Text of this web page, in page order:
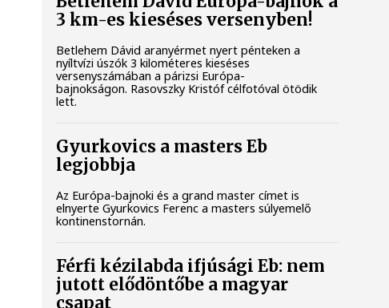
3 km-es kieséses versenyben!
Betlehem Dávid aranyérmet nyert pénteken a
nyíltvízi úszók 3 kilométeres kieséses
versenyszámában a párizsi Európa-
bajnokságon. Rasovszky Kristóf célfotóval ötödik
lett.
Gyurkovics a masters Eb
legjobbja
Az Európa-bajnoki és a grand master címet is
elnyerte Gyurkovics Ferenc a masters súlyemelő
kontinenstornán.
Férfi kézilabda ifjúsági Eb: nem
jutott elődöntőbe a magyar
csapat